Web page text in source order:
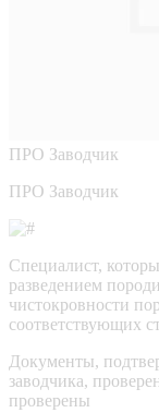
ПРО Заводчик
ПРО Заводчик
Специалист,
разведением
чистокровности
соответствующих
Документы,
заводчика,
проверены